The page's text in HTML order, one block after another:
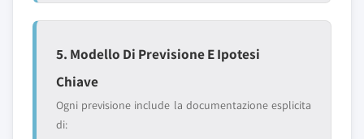
5. Modello Di Previsione E Ipotesi
Chiave
Ogni previsione include la documentazione esplicita
di: